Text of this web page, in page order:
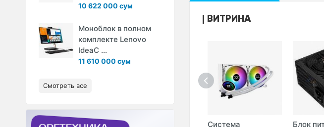
ВИТРИНА
Клавиатура и мышь
Монитор Avtech
Система
Блок
10 622 000 сум
Моноблок в полном
комплекте Lenovo
IdeaC ...
11 610 000 сум
Смотреть все